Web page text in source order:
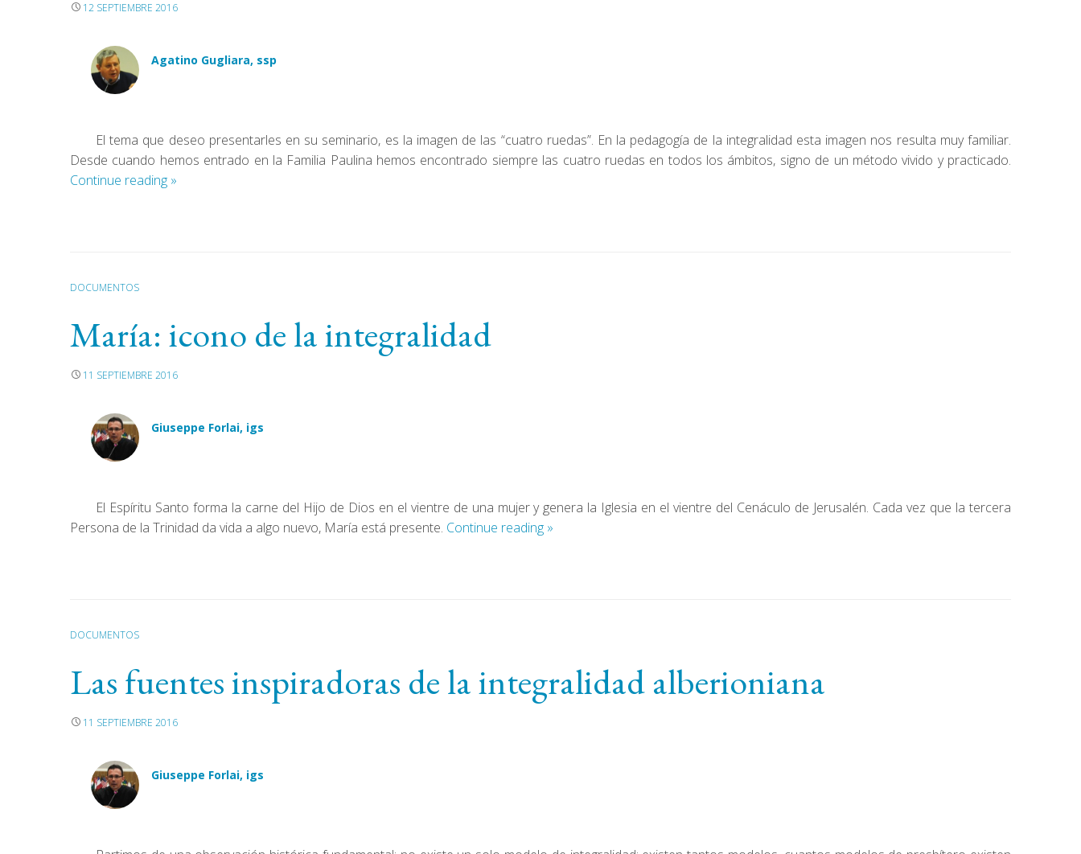
12 SEPTIEMBRE 2016
Agatino Gugliara, ssp
El tema que deseo presentarles en su seminario, es la imagen de las “cuatro ruedas”. En la pedagogía de la integralidad esta imagen nos resulta muy familiar.
Desde cuando hemos entrado en la Familia Paulina hemos encontrado siempre las cuatro ruedas en todos los ámbitos, signo de un método vivido y practicado.
Continue reading »
DOCUMENTOS
María: icono de la integralidad
11 SEPTIEMBRE 2016
Giuseppe Forlai, igs
El Espíritu Santo forma la carne del Hijo de Dios en el vientre de una mujer y genera la Iglesia en el vientre del Cenáculo de Jerusalén. Cada vez que la tercera
Persona de la Trinidad da vida a algo nuevo, María está presente. Continue reading »
DOCUMENTOS
Las fuentes inspiradoras de la integralidad alberioniana
11 SEPTIEMBRE 2016
Giuseppe Forlai, igs